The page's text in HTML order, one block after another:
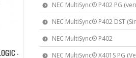
NEC MultiSync® P402 PG
NEC MultiSync® P402 DST
NEC MultiSync® P402
NEC MultiSync® X401S PG
–